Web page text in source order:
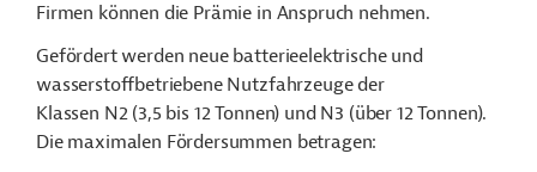
Firmen können die Prämie in Anspruch nehmen.
Gefördert werden neue batterieelektrische und
wasserstoffbetriebene Nutzfahrzeuge der
Klassen N2 (3,5 bis 12 Tonnen) und N3 (über 12 Tonnen).
Die maximalen Fördersummen betragen: